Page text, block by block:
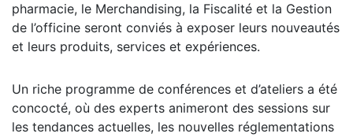
pharmacie, le Merchandising, la Fiscalité et la Gestion
de l’officine seront conviés à exposer leurs nouveautés
et leurs produits, services et expériences.
Un riche programme de conférences et d’ateliers a été
concocté, où des experts animeront des sessions sur
les tendances actuelles, les nouvelles réglementations